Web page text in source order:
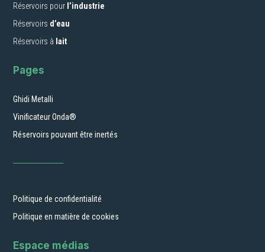
Réservoirs pour l’industrie
Réservoirs d’eau
Réservoirs à lait
Pages
Ghidi Metalli
Vinificateur Onda®
Réservoirs pouvant être inertés
Politique de confidentialité
Politique en matière de cookies
Espace médias